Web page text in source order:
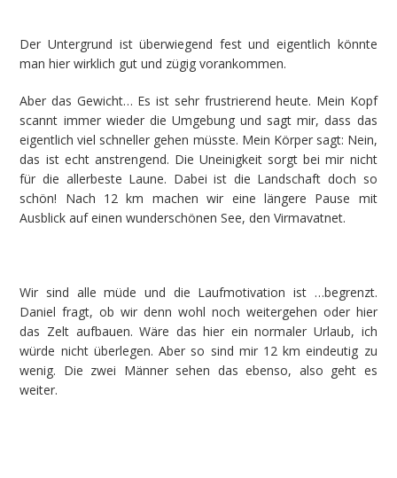
Der Untergrund ist überwiegend fest und eigentlich könnte
man hier wirklich gut und zügig vorankommen.
Aber das Gewicht… Es ist sehr frustrierend heute. Mein Kopf
scannt immer wieder die Umgebung und sagt mir, dass das
eigentlich viel schneller gehen müsste. Mein Körper sagt: Nein,
das ist echt anstrengend. Die Uneinigkeit sorgt bei mir nicht
für die allerbeste Laune. Dabei ist die Landschaft doch so
schön! Nach 12 km machen wir eine längere Pause mit
Ausblick auf einen wunderschönen See, den Virmavatnet.
Wir sind alle müde und die Laufmotivation ist …begrenzt.
Daniel fragt, ob wir denn wohl noch weitergehen oder hier
das Zelt aufbauen. Wäre das hier ein normaler Urlaub, ich
würde nicht überlegen. Aber so sind mir 12 km eindeutig zu
wenig. Die zwei Männer sehen das ebenso, also geht es
weiter.